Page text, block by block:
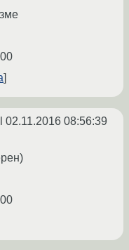
02.11.2016 08:56:39